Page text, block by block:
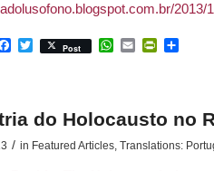
Facebook
Twitter
Post WhatsApp
Email Share
do Holocausto no
/ in Featured Articles, Translations: